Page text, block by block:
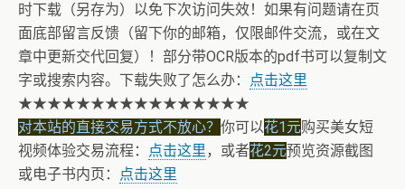
时下载（另存为）以免下次访问失效！如果有问题请在页
面底部留言反馈（留下你的邮箱，仅限邮件交流，或在文
章中更新交代回复）！部分带OCR版本的pdf书可以复制文
字或搜索内容。下载失败了怎么办：
点击这里
★★★★★★★★★★★★★★★★
对本站的直接交易方式不放心？ 你可以花1元购买美女短
视频体验交易流程：
点击这里，或者花2元预览资源截图
或电子书内页：
点击这里